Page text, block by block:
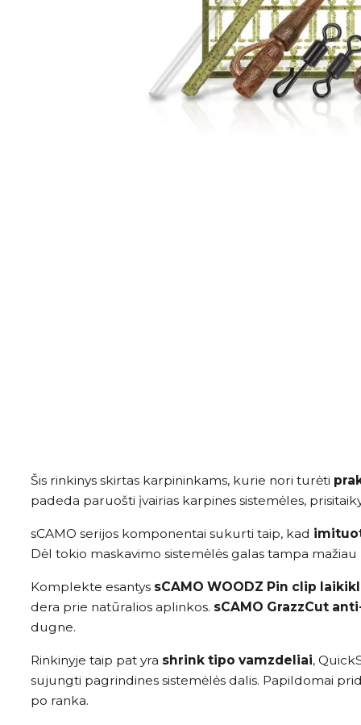
Šis rinkinys skirtas karpininkams, kurie nori turėti
padeda paruošti įvairias karpines sistemėles,
sCAMO serijos komponentai sukurti taip, kad
Dėl tokio maskavimo sistemėlės galas tampa
Komplekte esantys sCAMO WOODZ Pin clip
dera prie natūralios aplinkos. sCAMO GrazzCut
dugne.
Rinkinyje taip pat yra shrink tipo vamzdeliai,
sujungti pagrindines sistemėlės dalis. Papildomai
po ranka.